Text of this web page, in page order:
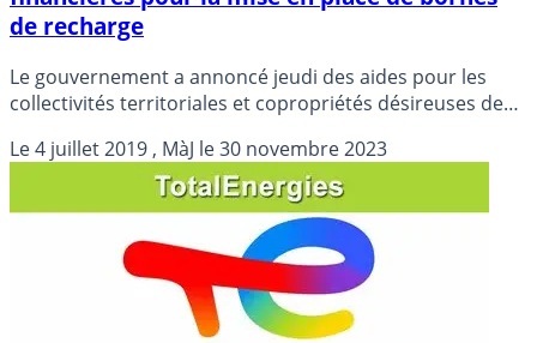
de recharge
Le gouvernement a annoncé jeudi des aides pour les
collectivités territoriales et copropriétés désireuses de
électriques, pour accélérer leur déploiement.
Le4 juillet 2019 , MàJ le30 novembre 2023